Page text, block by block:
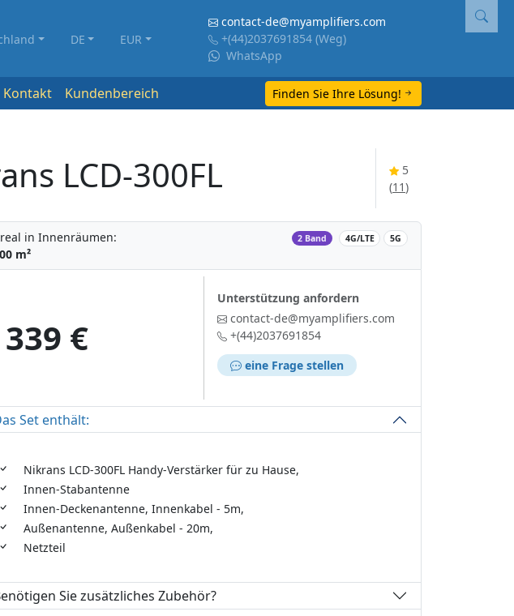
DE EUR
contact-de@myamplifiers.com
+(44)2037691854 (Weg)
WhatsApp
Kontakt Kundenbereich Finden Sie Ihre Lösung!
LCD-300FL
5
(11)
in Innenräumen:
m²
2 Band ‌ 4G/LTE 5G
339 €
Unterstützung anfordern
contact-de@myamplifiers.com
+(44)2037691854
eine Frage stellen
Set enthält:
Nikrans LCD-300FL Handy-Verstärker für zu Hause,
Innen-Stabantenne
Innen-Deckenantenne, Innenkabel - 5m,
Außenantenne, Außenkabel - 20m,
Netzteil
Sie zusätzliches Zubehör?